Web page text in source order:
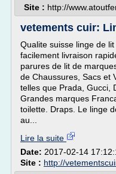
Site : http://
vetements cuir:
Qualite suisse linge de
facilement livraison
parures de lit de
de Chaussures, Sacs et
telles que Prada, Gucci,
Grandes marques
toilette. Draps. Le linge
au...
Lire la suite
Date: 2017-02-14
Site : http://